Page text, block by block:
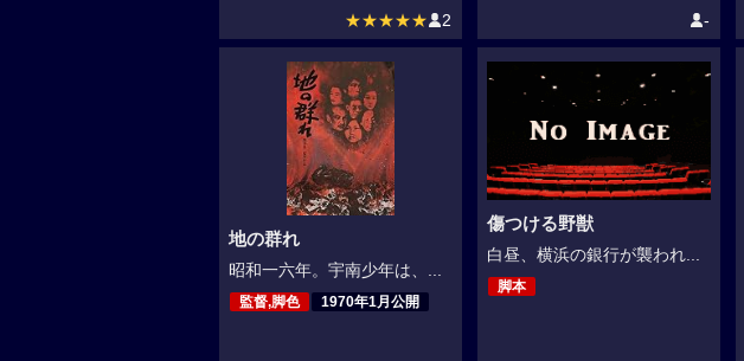
★★★★★ 2 -
地の群れ
昭和一六年。宇南少年は、...
監督,脚色 1970年1月公開
傷つける野獣
白昼、横浜の銀行が襲われ...
脚本